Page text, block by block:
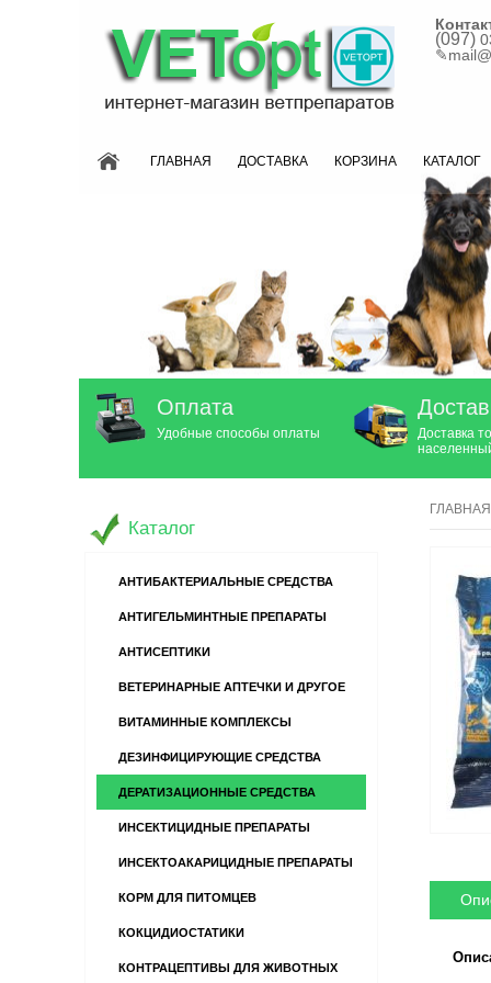
(097)
✎
ГЛАВНАЯ ДОСТАВКА КОРЗИНА КАТАЛОГ
Оплата
Удобные способы оплаты
Доставка
ГЛАВНАЯ
Каталог
АНТИБАКТЕРИАЛЬНЫЕ СРЕДСТВА
АНТИГЕЛЬМИНТНЫЕ ПРЕПАРАТЫ
АНТИСЕПТИКИ
ВЕТЕРИНАРНЫЕ АПТЕЧКИ И ДРУГОЕ
ВИТАМИННЫЕ КОМПЛЕКСЫ
ДЕЗИНФИЦИРУЮЩИЕ СРЕДСТВА
ДЕРАТИЗАЦИОННЫЕ СРЕДСТВА
ИНСЕКТИЦИДНЫЕ ПРЕПАРАТЫ
ИНСЕКТОАКАРИЦИДНЫЕ ПРЕПАРАТЫ
КОРМ ДЛЯ ПИТОМЦЕВ
КОКЦИДИОСТАТИКИ
КОНТРАЦЕПТИВЫ ДЛЯ ЖИВОТНЫХ